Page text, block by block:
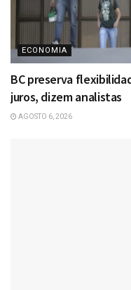
ECONOMIA
BC preserva
juros, dizem analistas
AGOSTO 6, 2026